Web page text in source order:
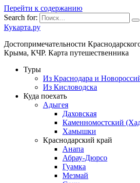
Перейти к содержанию
Search for:
Кукарта.ру
Достопримечательности
Крыма, КЧР. Карта путешественника
Туры
Из Краснодара и
Из Кисловодска
Куда поехать
Адыгея
Даховская
Каменномостский
Хамышки
Краснодарский край
Анапа
Абрау-Дюрсо
Гуамка
Мезмай